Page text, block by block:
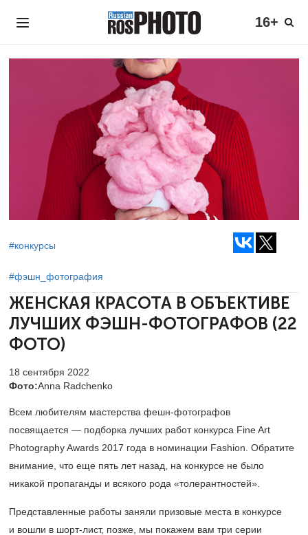
16+
#конкурсы
#фэшн_фотография
ЖЕНСКАЯ КРАСОТА В ОБЪЕКТИВЕ
ЛУЧШИХ ФЭШН-ФОТОГРАФОВ (22
ФОТО)
18 сентября 2022
Фото:Anna Radchenko
Всем любителям мастерства фешн-фотографов
посвящается — подборка лучших работ конкурса Fine Art
Photography Awards 2017 года в номинации Fashion. Обратите
внимание, что еще пять лет назад, на конкурсе не было
никакой пропаганды и всякого рода «толерантностей».
Представленные работы заняли призовые места в конкурсе
и вошли в шорт-лист, позже, мы покажем вам три серии